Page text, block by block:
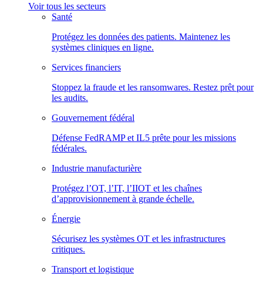
Voir tous les secteurs
Santé
Protégez les données des patients. Maintenez les
systèmes cliniques en ligne.
Services financiers
Stoppez la fraude et les ransomwares. Restez prêt pour
les audits.
Gouvernement fédéral
Défense FedRAMP et IL5 prête pour les missions
fédérales.
Industrie manufacturière
Protégez l’OT, l’IT, l’IIOT et les chaînes
d’approvisionnement à grande échelle.
Énergie
Sécurisez les systèmes OT et les infrastructures
critiques.
Transport et logistique